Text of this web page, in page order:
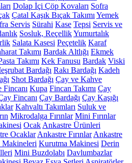
Dolap İçi Çöp Kovaları Sofra
Çatal Kaşık Bıçak Takımı Yemek
Servis Sürahi Kase Tepsi Servis ve
Sosluk, ReçellikYumurtalık
Salata Kasesi Peçetelik Karaf
Takımı Bardak Altlığı Ekmek
Takımı Kek Fanusu Bardak Viski
Bardağı Rakı Bardağı Kadeh
Shot Bardağı Çay ve Kahve
Fincanı Kupa Fincan Takımı Çay
Fincanı Çay Bardağı Çay Kaşığı
Kahvaltı Takımları Suluk ve
Mikrodalga Fırınlar Mini Fırınlar
Ocak Ankastre Ürünleri
Ocaklar Ankastre Fırınlar Ankastre
Makineleri Kurutma Makinesi Derin
Mini Buzdolabı Davlumbazlar